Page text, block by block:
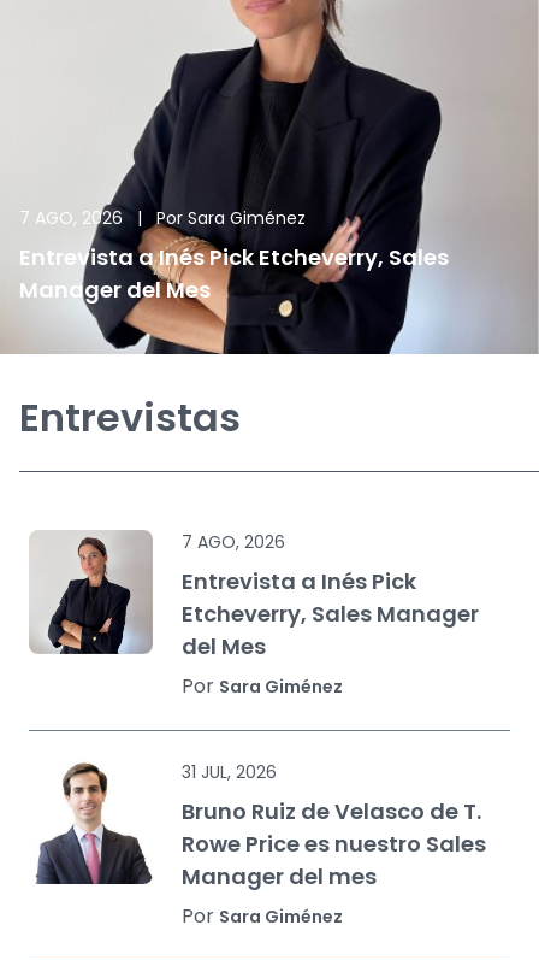
7 AGO, 2026 |Por Sara Giménez
Entrevista a Inés Pick Etcheverry, Sales
Manager del Mes
Entrevistas
7 AGO, 2026
Entrevista a Inés Pick
Etcheverry, Sales Manager
del Mes
Por Sara Giménez
31 JUL, 2026
Bruno Ruiz de Velasco de T.
Rowe Price es nuestro Sales
Manager del mes
Por Sara Giménez